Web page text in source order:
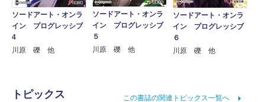
ソードアート・オンラ
イン プログレッシブ
4
川原 礫 他
ソードアート・オンラ
イン プログレッシブ
５
川原 礫 他
ソードアート・オンラ
イン プログレッシブ
６
川原 礫 他
トピックス この書誌の関連トピックス一覧へ